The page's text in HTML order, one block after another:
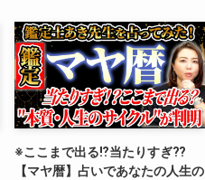
※ここまで出る⁉︎当たりすぎ⁇
【マヤ暦】占いであなたの人生の